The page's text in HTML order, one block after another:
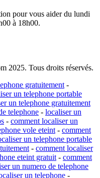
pour vous aider du lundi
à 18h00.
2025. Tous droits réservés.
gratuitement -
un telephone portable
un telephone gratuitement
telephone - localiser un
- comment localiser un
vole eteint - comment
un telephone portable
- comment localiser
eteint gratuit - comment
un numero de telephone
un telephone -